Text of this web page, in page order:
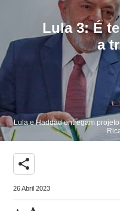
Lula 3: É
a
Lula e Haddad entregam
share
26 Abril 2023